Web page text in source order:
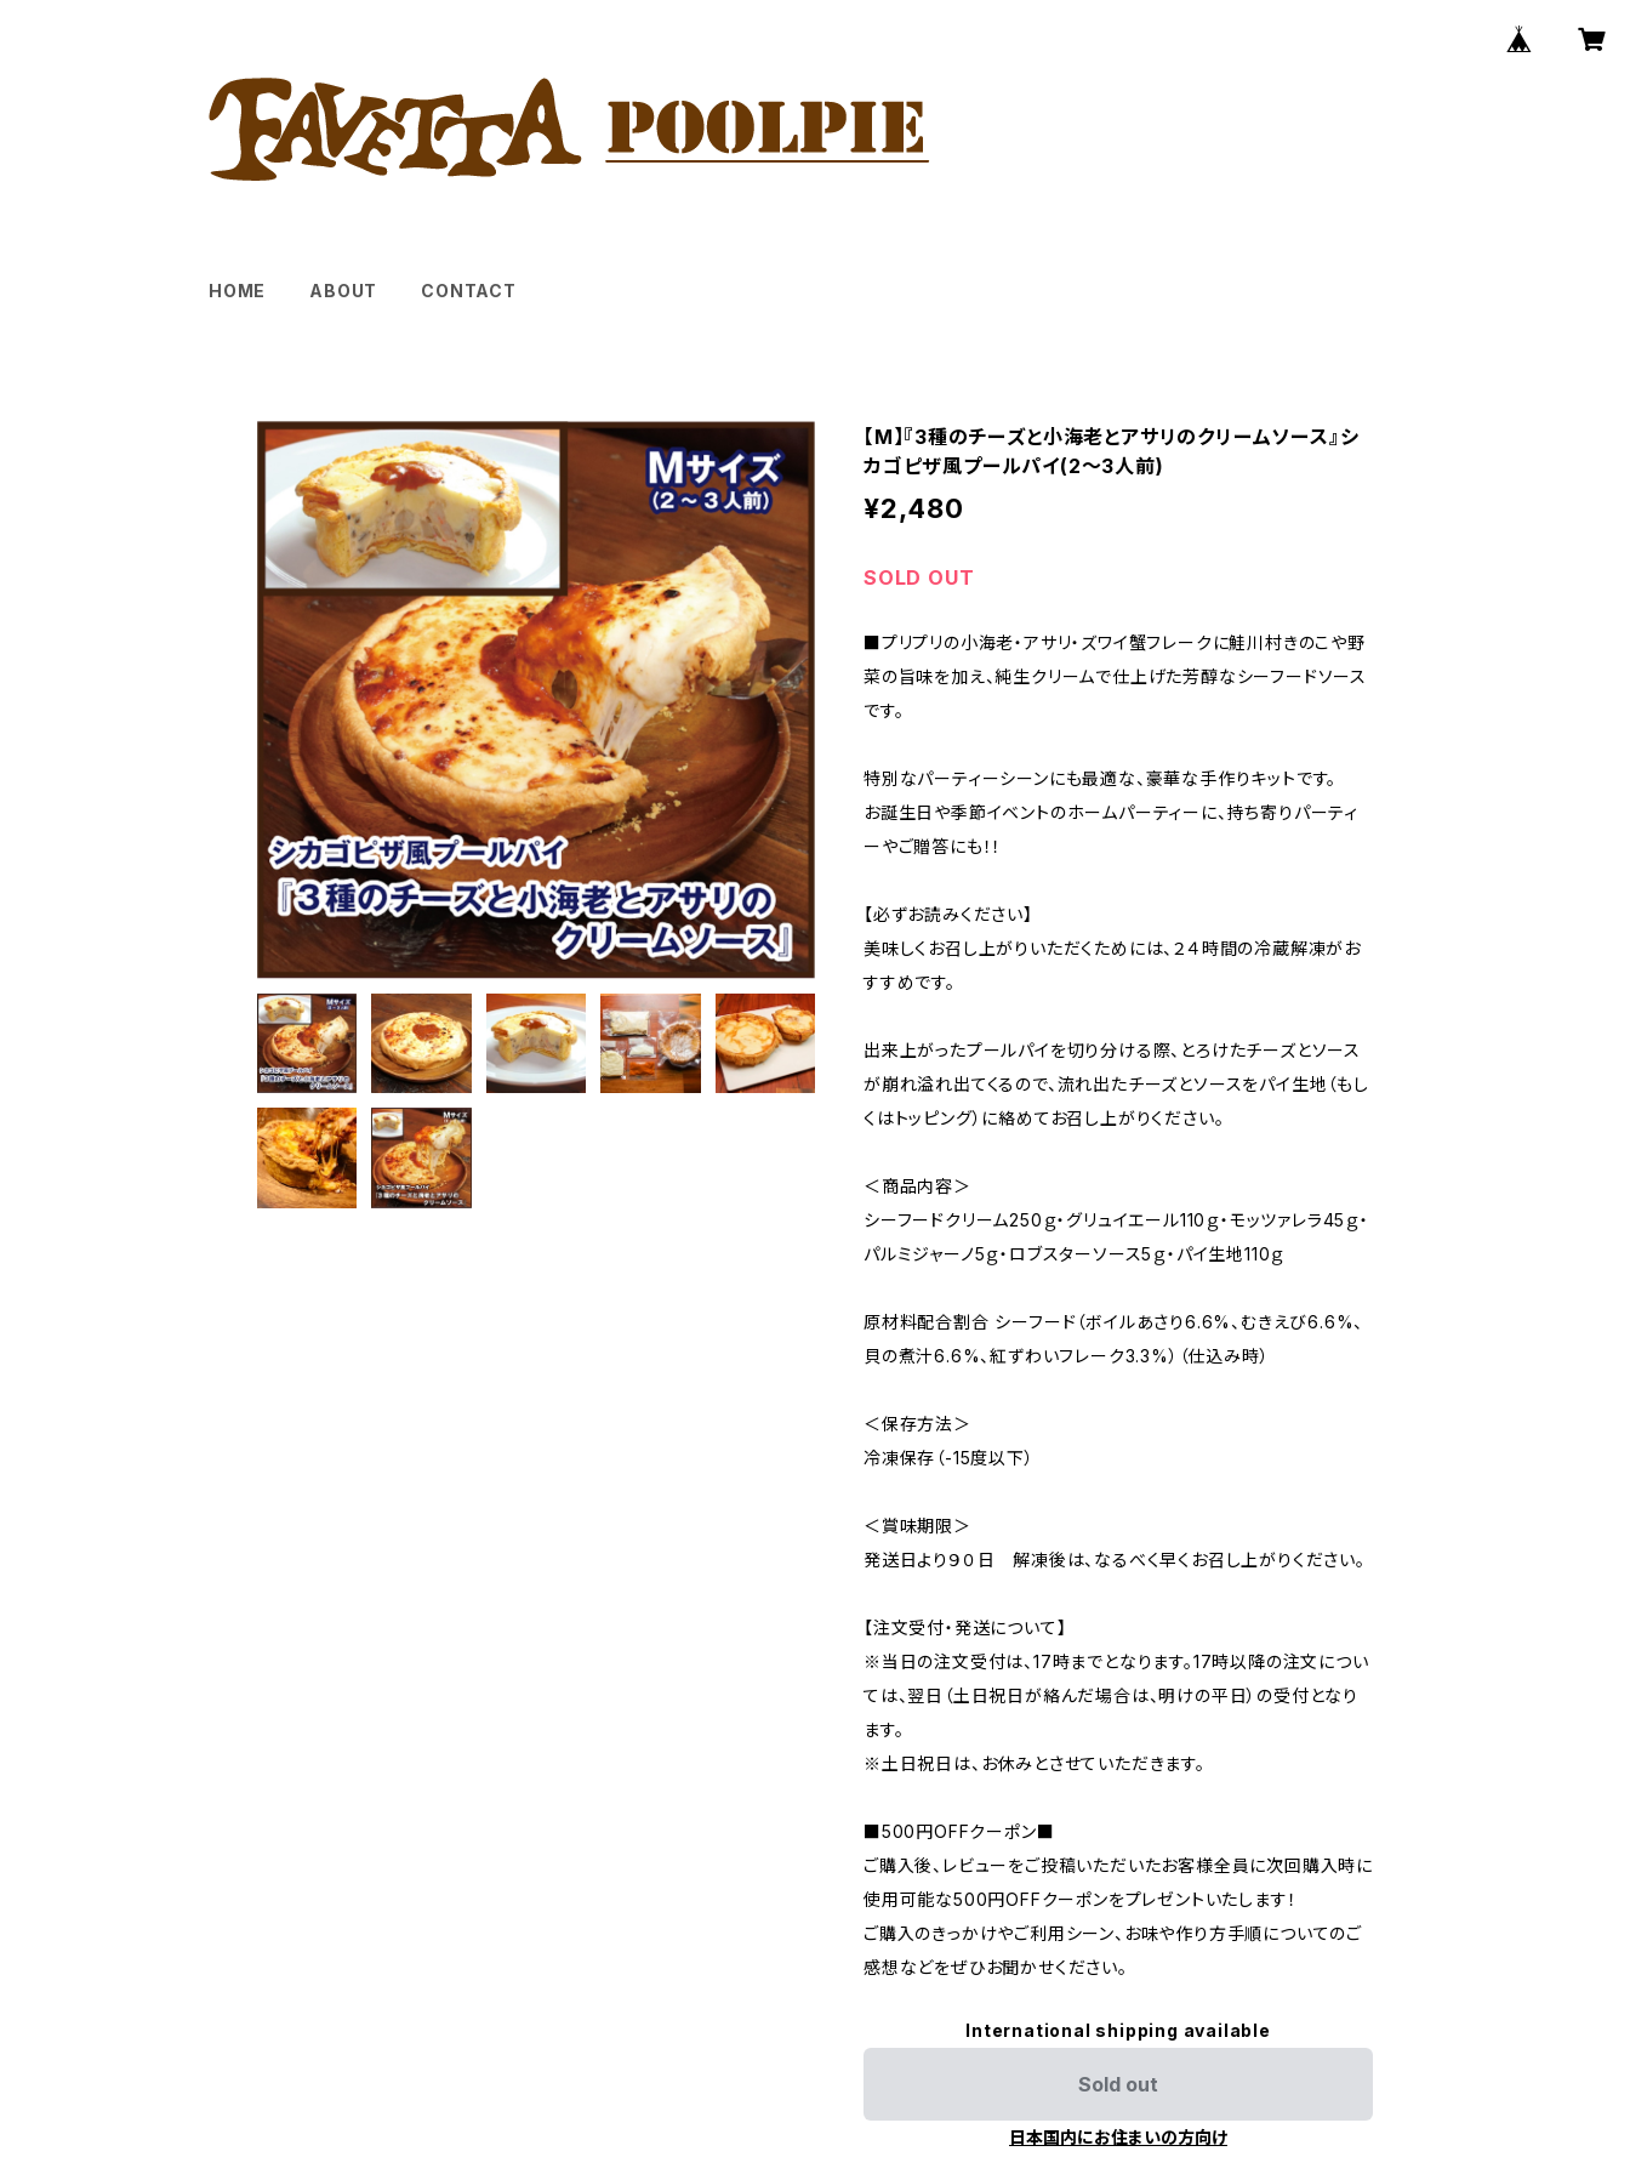
HOME ABOUT CONTACT
【M】『3種のチーズと小海老とアサリのクリームソース』シ
カゴピザ風プールパイ(2～3人前)
¥2,480
SOLD OUT
■プリプリの小海老・アサリ・ズワイ蟹フレークに鮭川村きのこや野
菜の旨味を加え、純生クリームで仕上げた芳醇なシーフードソース
です。
特別なパーティーシーンにも最適な、豪華な手作りキットです。
お誕生日や季節イベントのホームパーティーに、持ち寄りパーティ
ーやご贈答にも！！
【必ずお読みください】
美味しくお召し上がりいただくためには、２４時間の冷蔵解凍がお
すすめです。
出来上がったプールパイを切り分ける際、とろけたチーズとソース
が崩れ溢れ出てくるので、流れ出たチーズとソースをパイ生地（もし
くはトッピング）に絡めてお召し上がりください。
＜商品内容＞
シーフードクリーム250ｇ・グリュイエール110ｇ・モッツァレラ45ｇ・
パルミジャーノ5ｇ・ロブスターソース5ｇ・パイ生地110ｇ
原材料配合割合 シーフード（ボイルあさり6.6%、むきえび6.6%、
貝の煮汁6.6%、紅ずわいフレーク3.3%）（仕込み時）
＜保存方法＞
冷凍保存（-15度以下）
＜賞味期限＞
発送日より９０日 解凍後は、なるべく早くお召し上がりください。
【注文受付・発送について】
※当日の注文受付は、17時までとなります。17時以降の注文につい
ては、翌日（土日祝日が絡んだ場合は、明けの平日）の受付となり
ます。
※土日祝日は、お休みとさせていただきます。
■500円OFFクーポン■
ご購入後、レビューをご投稿いただいたお客様全員に次回購入時に
使用可能な500円OFFクーポンをプレゼントいたします！
ご購入のきっかけやご利用シーン、お味や作り方手順についてのご
感想などをぜひお聞かせください。
International shipping available
Sold out
日本国内にお住まいの方向け